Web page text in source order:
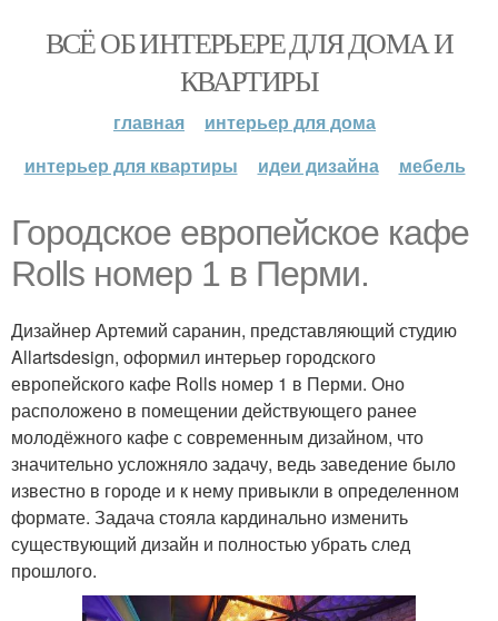
ВСЁ ОБ ИНТЕРЬЕРЕ ДЛЯ ДОМА И
КВАРТИРЫ
главная
интерьер для дома
интерьер для квартиры
идеи дизайна мебель
Городское европейское кафе
Rolls номер 1 в Перми.
Дизайнер Артемий саранин, представляющий студию
Allartsdesign, оформил интерьер городского
европейского кафе Rolls номер 1 в Перми. Оно
расположено в помещении действующего ранее
молодёжного кафе с современным дизайном, что
значительно усложняло задачу, ведь заведение было
известно в городе и к нему привыкли в определенном
формате. Задача стояла кардинально изменить
существующий дизайн и полностью убрать след
прошлого.